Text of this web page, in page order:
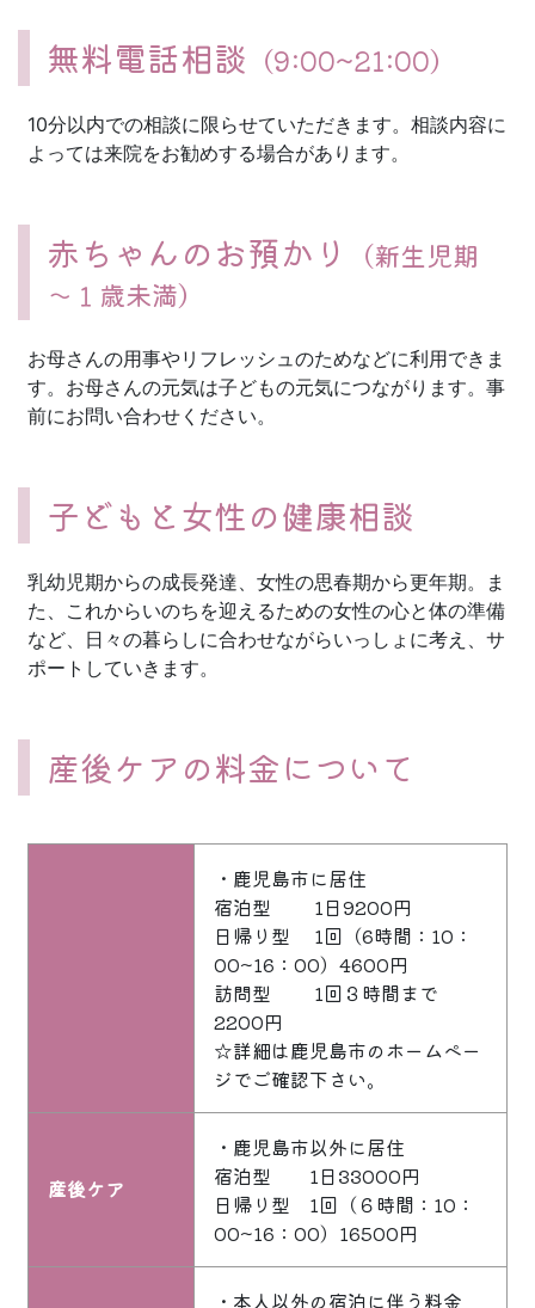
無料電話相談 （9:00~21:00）
10分以内での相談に限らせていただきます。相談内容に
よっては来院をお勧めする場合があります。
赤ちゃんのお預かり
（新生児期
～１歳未満）
お母さんの用事やリフレッシュのためなどに利用できま
す。お母さんの元気は子どもの元気につながります。事
前にお問い合わせください。
子どもと女性の健康相談
乳幼児期からの成長発達、女性の思春期から更年期。ま
た、これからいのちを迎えるための女性の心と体の準備
など、日々の暮らしに合わせながらいっしょに考え、サ
ポートしていきます。
産後ケアの料金について
・鹿児島市に居住
宿泊型 1日9200円
日帰り型 1回（6時間：10：
00~16：00）4600円
訪問型 1回３時間まで
2200円
☆詳細は鹿児島市のホームペー
ジでご確認下さい。
産後ケア
・鹿児島市以外に居住
宿泊型 1日33000円
日帰り型 1回（６時間：10：
00~16：00）16500円
・本人以外の宿泊に伴う料金